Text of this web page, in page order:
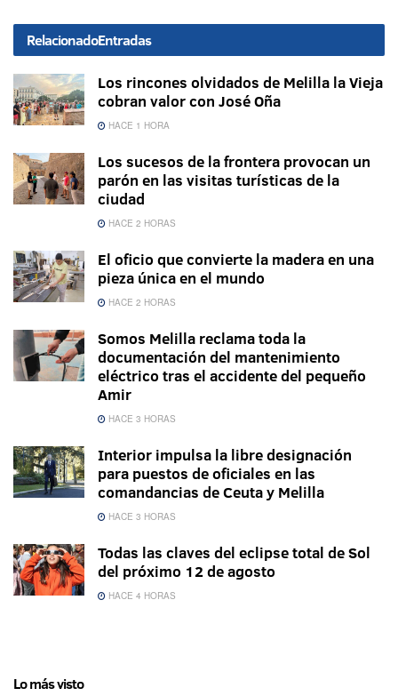
RelacionadoEntradas
Los rincones olvidados de Melilla la Vieja
cobran valor con José Oña
HACE 1 HORA
Los sucesos de la frontera provocan un
parón en las visitas turísticas de la
ciudad
HACE 2 HORAS
El oficio que convierte la madera en una
pieza única en el mundo
HACE 2 HORAS
Somos Melilla reclama toda la
documentación del mantenimiento
eléctrico tras el accidente del pequeño
Amir
HACE 3 HORAS
Interior impulsa la libre designación
para puestos de oficiales en las
comandancias de Ceuta y Melilla
HACE 3 HORAS
Todas las claves del eclipse total de Sol
del próximo 12 de agosto
HACE 4 HORAS
Lo más visto